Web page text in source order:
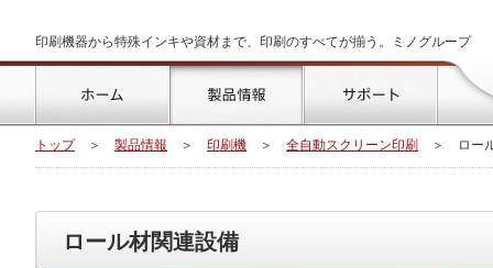
印刷機器から特殊インキや資材まで、印刷のすべてが揃う。ミノグループ
トップ
製品情報 サポート
トップ ＞ 製品情報 ＞ 印刷機 ＞ 全自動スクリーン印刷 ＞ ロー
ロール材関連設備